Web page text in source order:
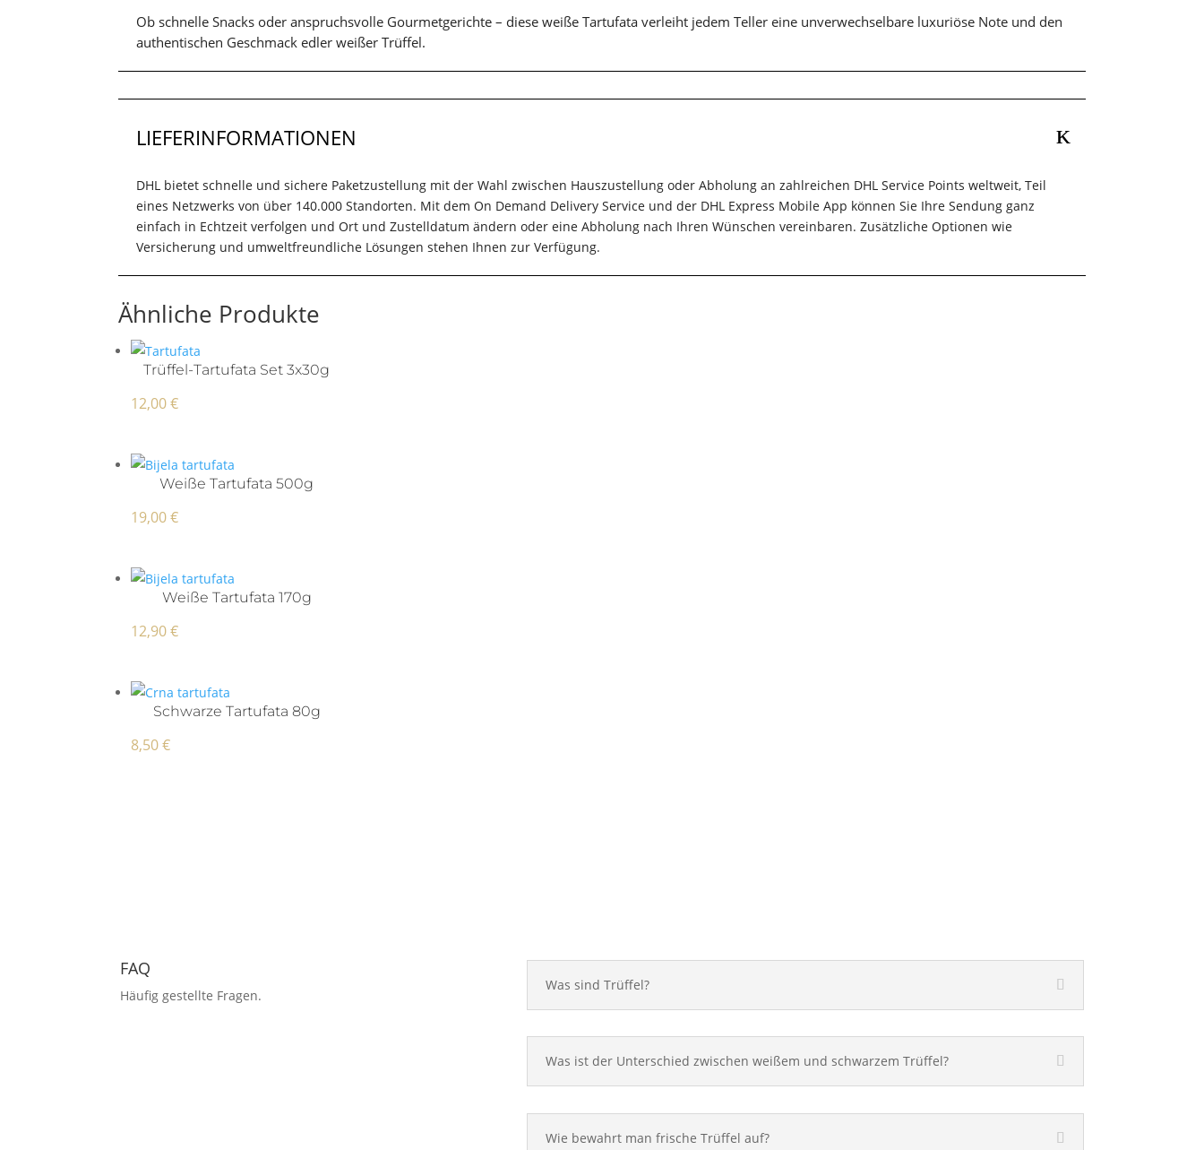
Ob schnelle Snacks oder anspruchsvolle Gourmetgerichte – diese weiße Tartufata verleiht jedem Teller eine unverwechselbare luxuriöse Note und den
authentischen Geschmack edler weißer Trüffel.
LIEFERINFORMATIONEN
DHL bietet schnelle und sichere Paketzustellung mit der Wahl zwischen Hauszustellung oder Abholung an zahlreichen DHL Service Points weltweit, Teil
eines Netzwerks von über 140.000 Standorten. Mit dem On Demand Delivery Service und der DHL Express Mobile App können Sie Ihre Sendung ganz
einfach in Echtzeit verfolgen und Ort und Zustelldatum ändern oder eine Abholung nach Ihren Wünschen vereinbaren. Zusätzliche Optionen wie
Versicherung und umweltfreundliche Lösungen stehen Ihnen zur Verfügung.
Ähnliche Produkte
Trüffel-Tartufata Set 3x30g
12,00€
Weiße Tartufata 500g
19,00€
Weiße Tartufata 170g
12,90€
Schwarze Tartufata 80g
8,50€
FAQ
Häufig gestellte Fragen.
Was sind Trüffel?
Was ist der Unterschied zwischen weißem und schwarzem Trüffel?
Wie bewahrt man frische Trüffel auf?